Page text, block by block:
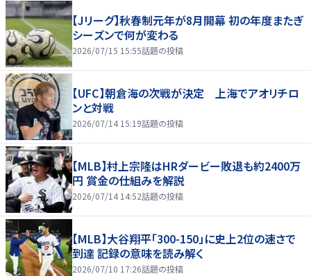
【Jリーグ】秋春制元年が8月開幕 初の年度またぎ
シーズンで何が変わる
2026/07/15 15:55話題の投稿
【UFC】朝倉海の次戦が決定 上海でアオリチロ
ンと対戦
2026/07/14 15:19話題の投稿
【MLB】村上宗隆はHRダービー敗退も約2400万
円 賞金の仕組みを解説
2026/07/14 14:52話題の投稿
【MLB】大谷翔平「300-150」に史上2位の速さで
到達 記録の意味を読み解く
2026/07/10 17:26話題の投稿